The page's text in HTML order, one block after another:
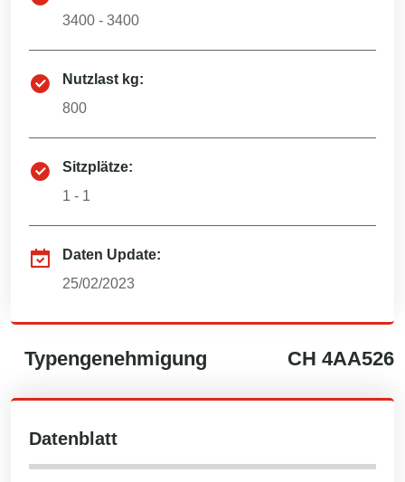
3400 - 3400
Nutzlast kg:
800
Sitzplätze:
1 - 1
Daten Update:
25/02/2023
Typengenehmigung CH 4AA526
Datenblatt